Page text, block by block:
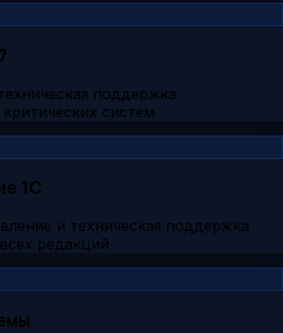
поддержка
систем
1С
и техническая поддержка
редакций